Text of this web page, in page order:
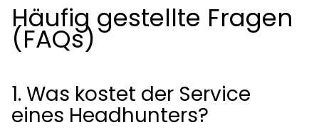
Häufig gestellte Fragen
(FAQs)
1. Was kostet der Service
eines Headhunters?